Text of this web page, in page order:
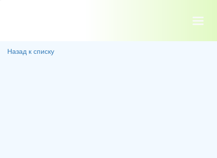
Назад к списку